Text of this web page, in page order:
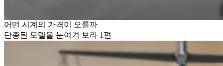
어떤 시계의 가격이 오를까
단종된 모델을 눈여겨 보라 1편